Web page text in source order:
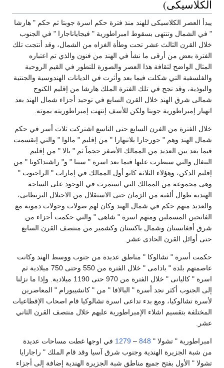
الكلاسيكى)
يبدأ العصر الكلاسيكى للهند منذ فترة حكم اسرة جوبتا ثم حكم " هارشا
" في الشمال وتنتهى بسقوط امبراطورية " فيجاياناجارا " في الجنوب
خلال القرن الثالث عشر تحت وطأة الغزاه من الشمال، وقد أنتجت تلك
الفترة بعض من أرقى ما نشأ في الهند من فنون والذي تم اعتباره
المثال الواضح لثقافة هذا العصر والصورة للتطور في القيم الروحية
والفلسفية التي شكلت فيما بعد وأثرت في الديانات الهندوسية والجنتية
والبوذية، وقد نجح في تلك الفترة الملك هارشا من إقليم الكنوج
شمالى شرق الهند خلال القرن السابع في توحيد أجزاء شمال الهند بعد
انهيار إمبراطورية جوبتا ولكن للأسف إنتهت إمبراطوريته بموته.
خلال الفترة من الفرن السابع حتى التاسع اشتركت ثلاث أسر في حكم
شمال الهند وهم " جورجارا بلاتيهارا " من إقليم " مالوا " والتي إنقسمت
فيما بعد بين العديد من الممالك الأصغر حجماً ثم " بالا " من إقليم
البنغال والتي سيطرت عليها فيما بعد اسرة " سينا " و" راشتداكوتا " من
إقليم الدكن، وهؤلاء الثلاثة كانو أول الممالك في إمارات " الراجبوت "
وهى مجموعة من الممالك التي استمرت في الوجود على الساحة
الهندية طوال ألفية من الزمان حتى الاستقلال من الاحتلال البريطانى،
والعديد منهم حكم في شمال الهند وكان لهم صولات وجولات دموية مع
الفاتحين المسملين ومنهم اسرة " شاهى " والتي حكمت أجزاء من
شرق أفغانستان وشمال باكستان وكشمير من منتصف القرن السابع
حتى أوائل القرن الحادى عشر.
حكمت أسرة " تشالوكا " مناطق عديدة من جنوب ووسط الهند وكانت
عاصمتهم بلدة " بادامى " خلال الفترة من 550 وحتى 750 ميلادية ثم
اسرة " كاليانى " خلال الفترة من 970 حتى 1190 ميلادية. وإذا ما نزلنا
إلى الجنوب أكثر نجد أسرة " البالافا " من " كانشيبورام " المعاصرين
لأسرة تشالوكيا، ومع بدء تداعى اسرة تشالوكيا قام اصحاب الإقطاعيات
المختلفة بتقسيم اشلاء الإمبراطورية عليهم خلال منتصف القرن الثاني
عشر.
امبراطورية " تشولا " 848
–
1279 في اوجها غطت مساحات عديدة
من شبة الجزيرة الهندية وجنوب شرق آسيا وقد قام الملك " راجارايا
تشولا " الأول بفتح جميع مناطق شبة الجزيرة الهندية إضافة إلى أجزاء